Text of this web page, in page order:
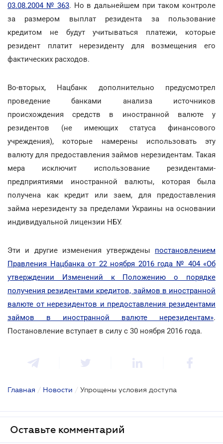
03.08.2004 № 363. Но в дальнейшем при таком контроле
за размером выплат резидента за пользование
кредитом не будут учитываться платежи, которые
резидент платит нерезиденту для возмещения его
фактических расходов.
Во-вторых, Нацбанк дополнительно предусмотрел
проведение банками анализа источников
происхождения средств в иностранной валюте у
резидентов (не имеющих статуса финансового
учреждения), которые намерены использовать эту
валюту для предоставления займов нерезидентам. Такая
мера исключит использование резидентами-
предприятиями иностранной валюты, которая была
получена как кредит или заем, для предоставления
займа нерезиденту за пределами Украины на основании
индивидуальной лицензии НБУ.
Эти и другие изменения утверждены постановлением
Правления Нацбанка от 22 ноября 2016 года № 404 «Об
утверждении Изменений к Положению о порядке
получения резидентами кредитов, займов в иностранной
валюте от нерезидентов и предоставления резидентами
займов в иностранной валюте нерезидентам».
Постановление вступает в силу с 30 ноября 2016 года.
Главная / Новости / Упрощены условия доступа
Оставьте комментарий